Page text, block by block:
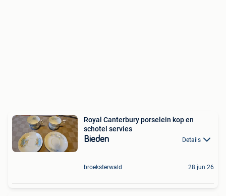
Royal Canterbury porselein kop en
schotel servies
Bieden Details
broeksterwald 28 jun 26